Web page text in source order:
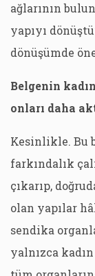
ağlarının
yapıyı
dönüşümde
Belgenin
onları daha
Kesinlikle. Bu
farkındalık
çıkarıp,
olan yapılar
sendika
yalnızca